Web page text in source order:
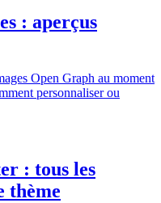
: aperçus
Open Graph au moment
personnaliser ou
: tous les
thème